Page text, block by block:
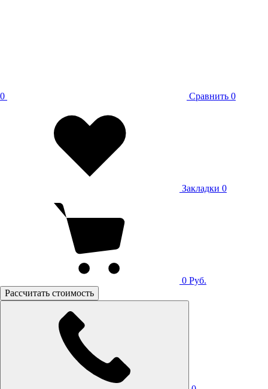
0 Сравнить 0
Закладки 0
0 Руб.
Рассчитать стоимость